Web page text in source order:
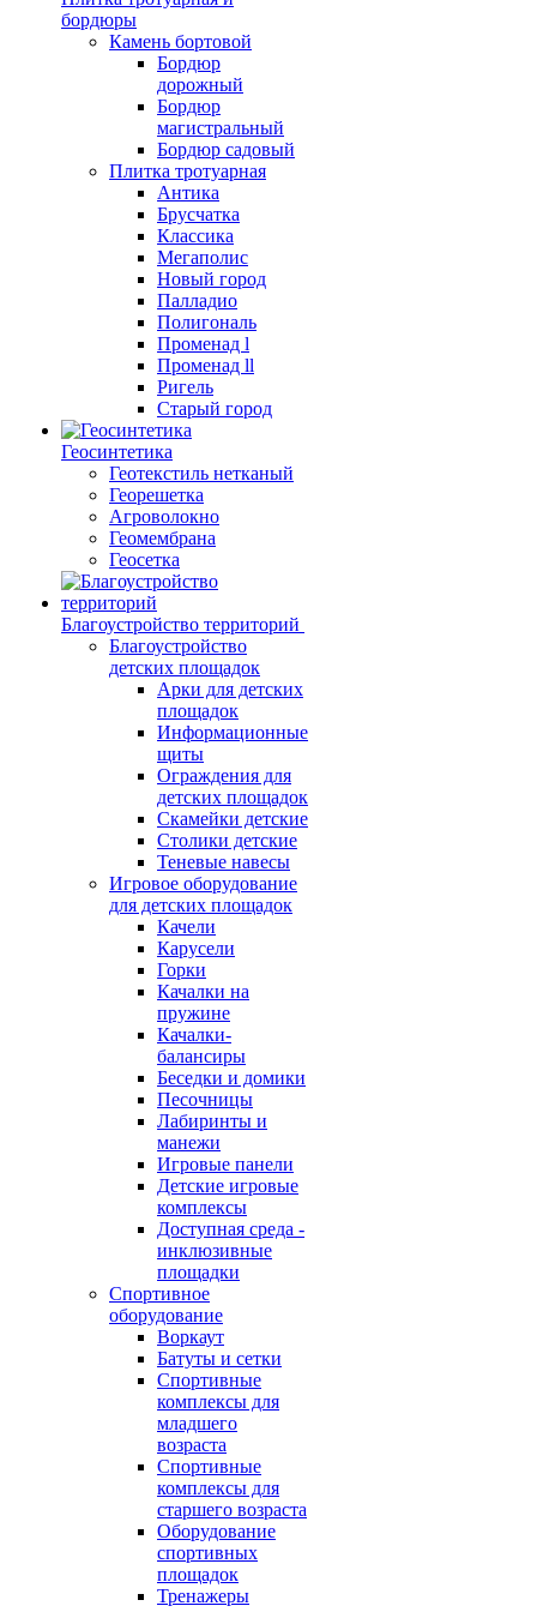
бордюры
Камень бортовой
Бордюр
дорожный
Бордюр
магистральный
Бордюр садовый
Плитка тротуарная
Антика
Брусчатка
Классика
Мегаполис
Новый город
Палладио
Полигональ
Променад l
Променад ll
Ригель
Старый город
Геосинтетика
Геотекстиль нетканый
Георешетка
Агроволокно
Геомембрана
Геосетка
Благоустройство территорий
Благоустройство
детских площадок
Арки для детских
площадок
Информационные
щиты
Ограждения для
детских площадок
Скамейки детские
Столики детские
Теневые навесы
Игровое оборудование
для детских площадок
Качели
Карусели
Горки
Качалки на
пружине
Качалки-
балансиры
Беседки и домики
Песочницы
Лабиринты и
манежи
Игровые панели
Детские игровые
комплексы
Доступная среда -
инклюзивные
площадки
Спортивное
оборудование
Воркаут
Батуты и сетки
Спортивные
комплексы для
младшего
возраста
Спортивные
комплексы для
старшего возраста
Оборудование
спортивных
площадок
Тренажеры